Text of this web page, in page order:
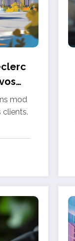
mod
clients.